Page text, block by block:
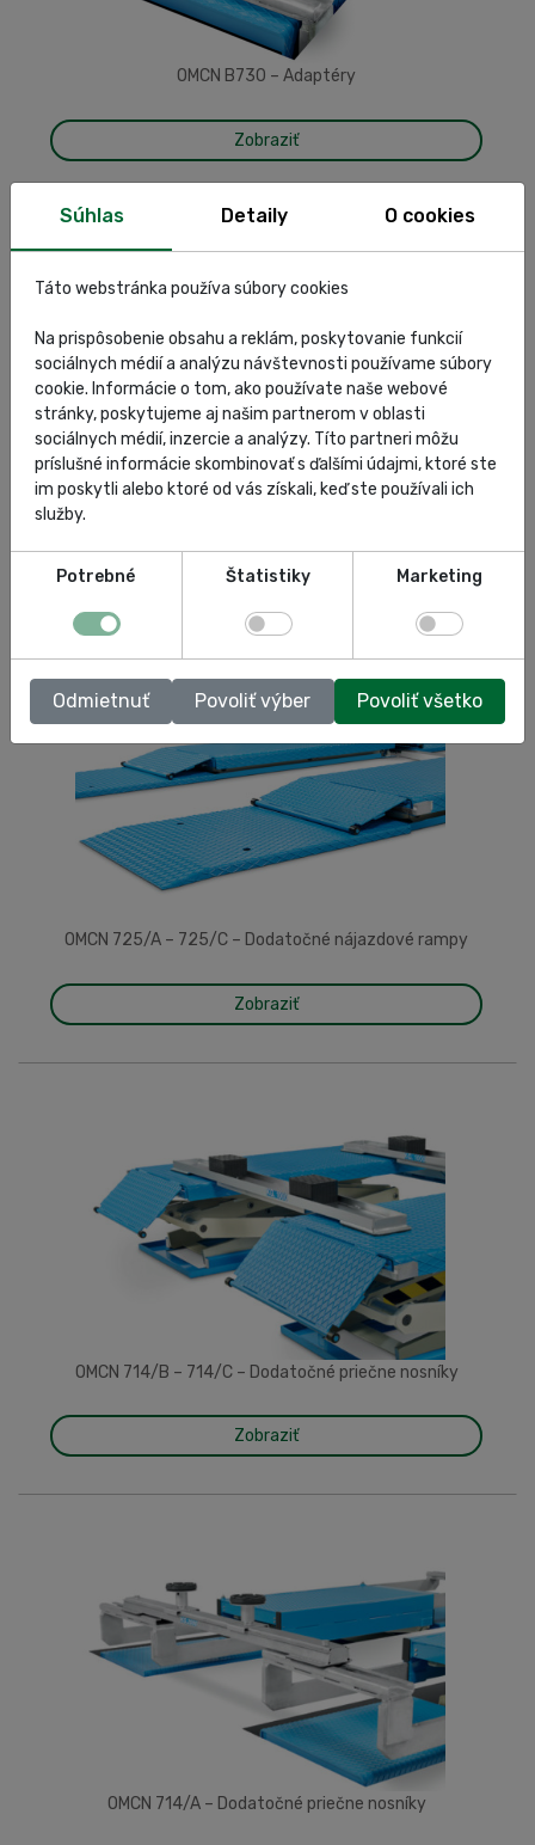
OMCN B730 – Adaptéry
Zobraziť
Zobraziť
OMCN 725/A – 725/C – Dodatočné nájazdové rampy
Zobraziť
OMCN 714/B – 714/C – Dodatočné priečne nosníky
Zobraziť
OMCN 714/A – Dodatočné priečne nosníky
Súhlas Detaily O cookies
Táto webstránka používa súbory cookies
Na prispôsobenie obsahu a reklám, poskytovanie funkcií
sociálnych médií a analýzu návštevnosti používame súbory
cookie. Informácie o tom, ako používate naše webové
stránky, poskytujeme aj našim partnerom v oblasti
sociálnych médií, inzercie a analýzy. Títo partneri môžu
príslušné informácie skombinovať s ďalšími údajmi, ktoré ste
im poskytli alebo ktoré od vás získali, keď ste používali ich
služby.
Potrebné Štatistiky Marketing
Odmietnuť Povoliť výber Povoliť všetko